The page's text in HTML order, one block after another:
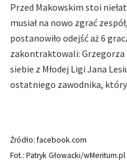
Przed Makowskim stoi
musiał na nowo zgrać
postanowiło odejść aż 6
zakontraktowali: Grzegorza
siebie z Młodej Ligi Jana
ostatniego zawodnika, który
Źródło: facebook.com
Fot.: Patryk Głowacki/wMeritum.pl